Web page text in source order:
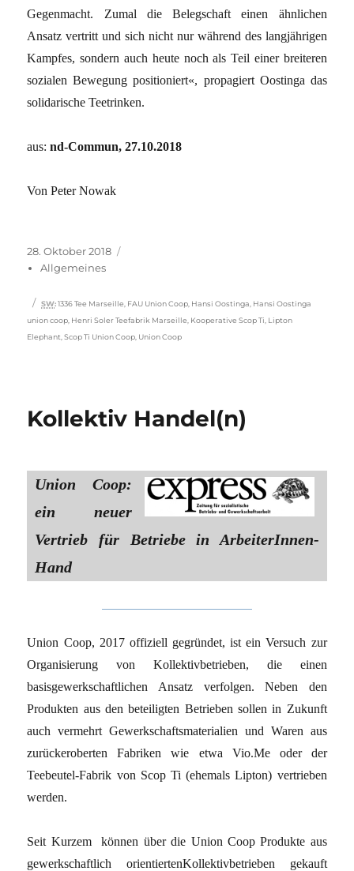
Gegenmacht. Zumal die Belegschaft einen ähnlichen
Ansatz vertritt und sich nicht nur während des langjährigen
Kampfes, sondern auch heute noch als Teil einer breiteren
sozialen Bewegung positioniert«, propagiert Oostinga das
solidarische Teetrinken.
aus: nd-Commun, 27.10.2018
Von Peter Nowak
Veröffentlicht
am
28. Oktober 2018
Allgemeines
Schlagwörter
SW: 1336 Tee Marseille FAU Union Coop Hansi Oostinga Hansi Oostinga
union coop Henri Soler Teefabrik Marseille Kooperative Scop Ti Lipton
Elephant ,Scop Ti Union Coop Union Coop
Kollektiv Handel(n)
Union Coop:
ein neuer
Vertrieb für Betriebe in ArbeiterInnen-
Hand
Union Coop, 2017 offiziell gegründet, ist ein Versuch zur
Organisierung von Kollektivbetrieben, die einen
basisgewerkschaftlichen Ansatz verfolgen. Neben den
Produkten aus den beteiligten Betrieben sollen in Zukunft
auch vermehrt Gewerkschaftsmaterialien und Waren aus
zurückeroberten Fabriken wie etwa Vio.Me oder der
Teebeutel-Fabrik von Scop Ti (ehemals Lipton) vertrieben
werden.
Seit Kurzem können über die Union Coop Produkte aus
gewerkschaftlich orientiertenKollektivbetrieben gekauft